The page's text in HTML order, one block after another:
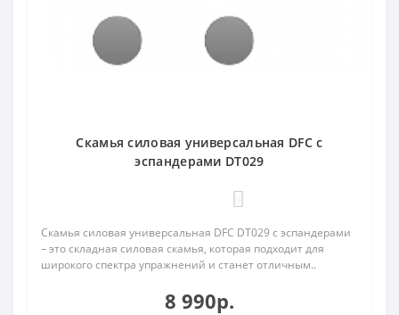
Скамья силовая универсальная DFC с
эспандерами DT029
Скамья силовая универсальная DFC DT029 с эспандерами
– это складная силовая скамья, которая подходит для
широкого спектра упражнений и станет отличным..
8 990р.